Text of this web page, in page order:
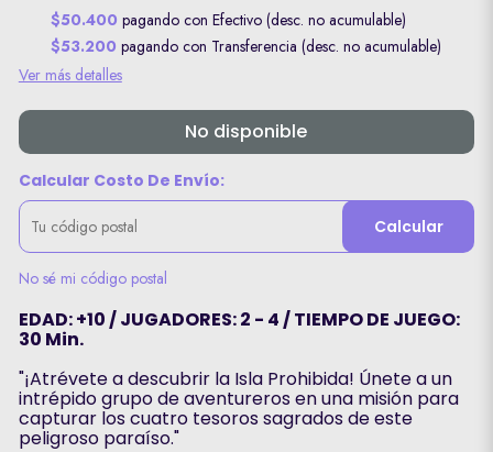
$50.400 pagando con Efectivo (desc. no acumulable)
$53.200 pagando con Transferencia (desc. no acumulable)
Ver más detalles
No disponible
Calcular Costo De Envío:
Calcular
No sé mi código postal
EDAD: +10 / JUGADORES: 2 - 4 / TIEMPO DE JUEGO:
30 Min.
"¡Atrévete a descubrir la Isla Prohibida! Únete a un
intrépido grupo de aventureros en una misión para
capturar los cuatro tesoros sagrados de este
peligroso paraíso."